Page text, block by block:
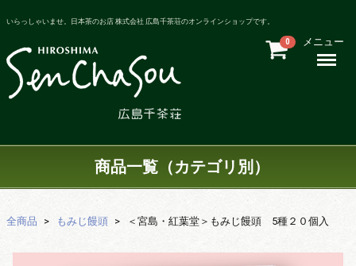
いらっしゃいませ。日本茶のお店 株式会社 広島千茶荘のオンラインショップです。
0 メニュー
Menu
商品一覧（カテゴリ別）
全商品 もみじ饅頭 ＜宮島・紅葉堂＞もみじ饅頭 5種２０個入